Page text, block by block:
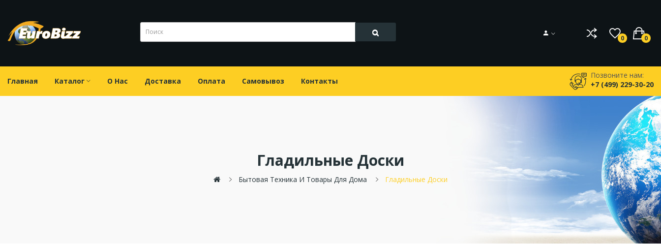
0 0
Главная Каталог О Нас Доставка Оплата Самовывоз Контакты
Позвоните нам:
+7 (499) 229-30-20
Гладильные Доски
Бытовая Техника И Товары Для Дома Гладильные Доски